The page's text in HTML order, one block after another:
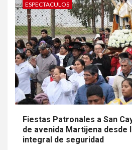
ESPECTACULOS
Fiestas Patronales a San
de avenida Martijena desde
integral de seguridad